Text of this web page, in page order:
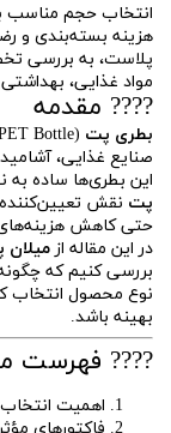
انتخاب حجم مناسب
هزینه بسته‌بندی و
پلاست، به بررسی
مواد غذایی،
???? مقدمه
بطری پت
صنایع غذایی،
این بطری‌ها ساده به
پت نقش
حتی کاهش هزینه‌های
در این مقاله از میلان
بررسی کنیم که
نوع محصول انتخاب
بهینه باشد.
???? فهرست
اهمیت